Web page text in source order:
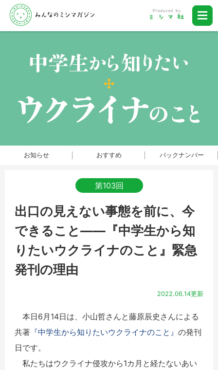
お知らせ おすすめ バックナンバー
第103回
出口の見えない事態を前に、今
できること――『中学生から知
りたいウクライナのこと』緊急
発刊の理由
2022.06.14更新
本日6月14日は、小山哲さんと藤原辰史さんによる
共著 『中学生から知りたいウクライナのこと』 の発刊
日です。
私たちはウクライナ侵攻から1カ月と経たないあい